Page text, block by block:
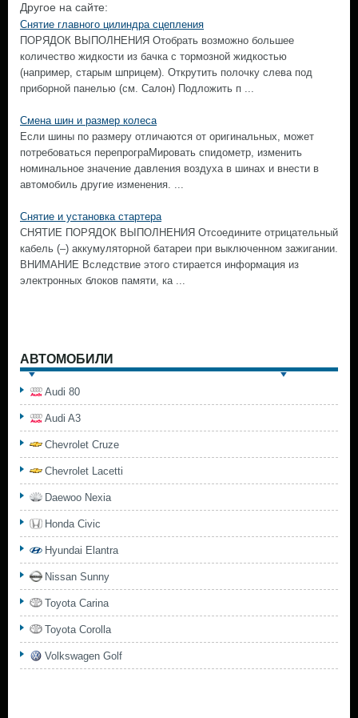
Другое на сайте:
Снятие главного цилиндра сцепления
ПОРЯДОК ВЫПОЛНЕНИЯ Отобрать возможно большее
количество жидкости из бачка с тормозной жидкостью
(например, старым шприцем). Открутить полочку слева под
приборной панелью (см. Салон) Подложить п ...
Смена шин и размер колеса
Если шины по размеру отличаются от оригинальных, может
потребоваться перепрограМировать спидометр, изменить
номинальное значение давления воздуха в шинах и внести в
автомобиль другие изменения. ...
Снятие и установка стартера
СНЯТИЕ ПОРЯДОК ВЫПОЛНЕНИЯ Отсоедините отрицательный
кабель (–) аккумуляторной батареи при выключенном зажигании.
ВНИМАНИЕ Вследствие этого стирается информация из
электронных блоков памяти, ка ...
АВТОМОБИЛИ
Audi 80
Audi A3
Chevrolet Cruze
Chevrolet Lacetti
Daewoo Nexia
Honda Civic
Hyundai Elantra
Nissan Sunny
Toyota Carina
Toyota Corolla
Volkswagen Golf